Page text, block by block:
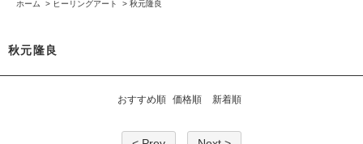
ホーム > ヒーリングアート > 秋元隆良
秋元隆良
おすすめ順 価格順 新着順